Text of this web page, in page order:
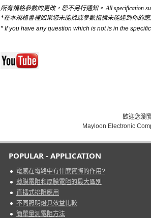
所有規格參數的更改，恕不另行通知。 All specification
*在本規格書裡如果您未能找或參數指標未能達到你的
* If you have any question which is not is in the
歡迎您瀏
Mayloon Electronic
POPULAR - APPLICATION
電感在電路中有什麼實際的作用?
薄膜電阻和厚膜電阻的最大區別
直插式排阻應用
不同照明燈具效益比較
簡單量測電阻方法